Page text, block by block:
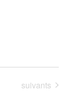
Évènements
suivants